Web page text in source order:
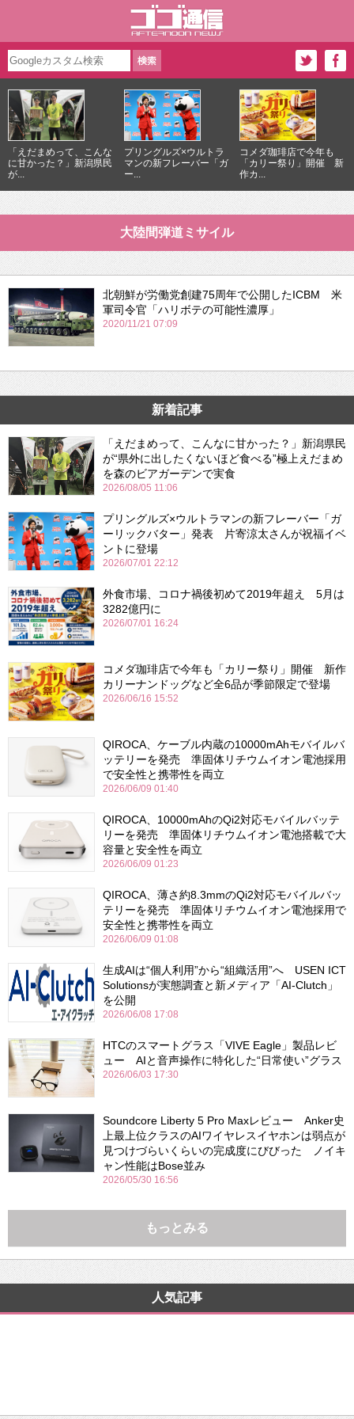
「えだまめって、こんな
に甘かった？」新潟県民
が...
プリングルズ×ウルトラ
マンの新フレーバー「ガ
ー...
コメダ珈琲店で今年も
「カリー祭り」開催 新
作カ...
大陸間弾道ミサイル
北朝鮮が労働党創建75周年で公開したICBM 米
軍司令官「ハリボテの可能性濃厚」
2020/11/21 07:09
新着記事
「えだまめって、こんなに甘かった？」新潟県民
が“県外に出したくないほど食べる”極上えだまめ
を森のビアガーデンで実食
2026/08/05 11:06
プリングルズ×ウルトラマンの新フレーバー「ガ
ーリックバター」発表 片寄涼太さんが祝福イベ
ントに登場
2026/07/01 22:12
外食市場、コロナ禍後初めて2019年超え 5月は
3282億円に
2026/07/01 16:24
コメダ珈琲店で今年も「カリー祭り」開催 新作
カリーナンドッグなど全6品が季節限定で登場
2026/06/16 15:52
QIROCA、ケーブル内蔵の10000mAhモバイルバ
ッテリーを発売 準固体リチウムイオン電池採用
で安全性と携帯性を両立
2026/06/09 01:40
QIROCA、10000mAhのQi2対応モバイルバッテ
リーを発売 準固体リチウムイオン電池搭載で大
容量と安全性を両立
2026/06/09 01:23
QIROCA、薄さ約8.3mmのQi2対応モバイルバッ
テリーを発売 準固体リチウムイオン電池採用で
安全性と携帯性を両立
2026/06/09 01:08
生成AIは“個人利用”から“組織活用”へ USEN ICT
Solutionsが実態調査と新メディア「AI-Clutch」
を公開
2026/06/08 17:08
HTCのスマートグラス「VIVE Eagle」製品レビ
ュー AIと音声操作に特化した“日常使い”グラス
2026/06/03 17:30
Soundcore Liberty 5 Pro Maxレビュー Anker史
上最上位クラスのAIワイヤレスイヤホンは弱点が
見つけづらいくらいの完成度にびびった ノイキ
ャン性能はBose並み
2026/05/30 16:56
もっとみる
人気記事